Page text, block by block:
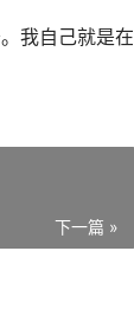
我自己就是在
下一篇 »